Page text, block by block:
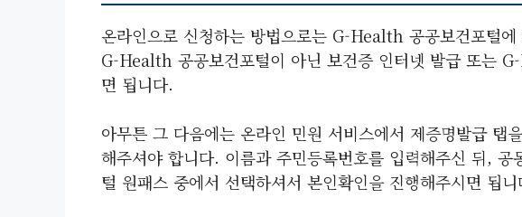
온라인으로 신청하는 방법으로는 G-Health 공공보건포털
G-Health 공공보건포털이 아닌 보건증 인터넷 발급 또는
면 됩니다.
아무튼 그 다음에는 온라인 민원 서비스에서 제증명발급 탭
해주셔야 합니다. 이름과 주민등록번호를 입력해주신 뒤, 공
털 원패스 중에서 선택하셔서 본인확인을 진행해주시면 됩니